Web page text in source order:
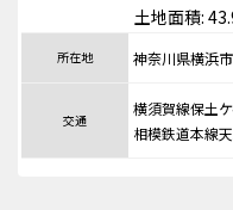
土地面積:
所在地 神奈川県横浜
交通
横須賀線保土
相模鉄道本線